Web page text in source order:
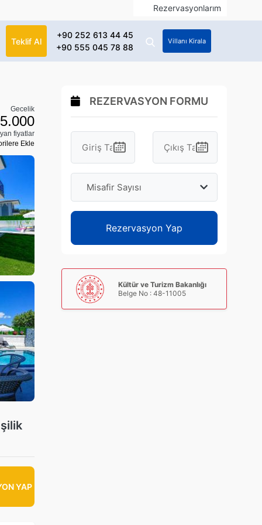
Rezervasyonlarım
Teklif Al
+90 252 613 44 45
+90 555 045 78 88
Villanı Kirala
Gecelik
fiyatlar
Ekle
YAP
REZERVASYON FORMU
Misafir Sayısı
Rezervasyon Yap
Kültür ve Turizm Bakanlığı
Belge No : 48-11005